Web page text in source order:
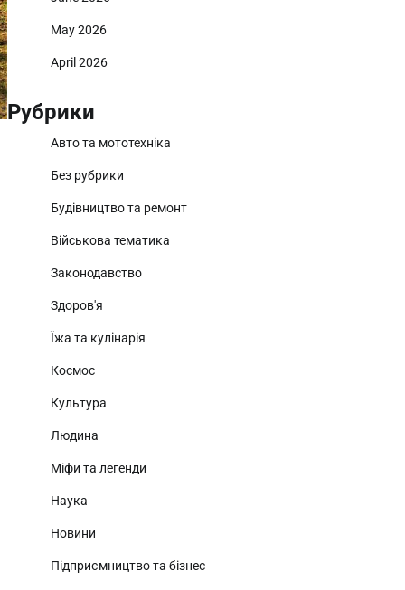
May 2026
April 2026
Рубрики
Авто та мототехніка
Без рубрики
Будівництво та ремонт
Військова тематика
Законодавство
Здоров'я
Їжа та кулінарія
Космос
Культура
Людина
Міфи та легенди
Наука
Новини
Підприємництво та бізнес